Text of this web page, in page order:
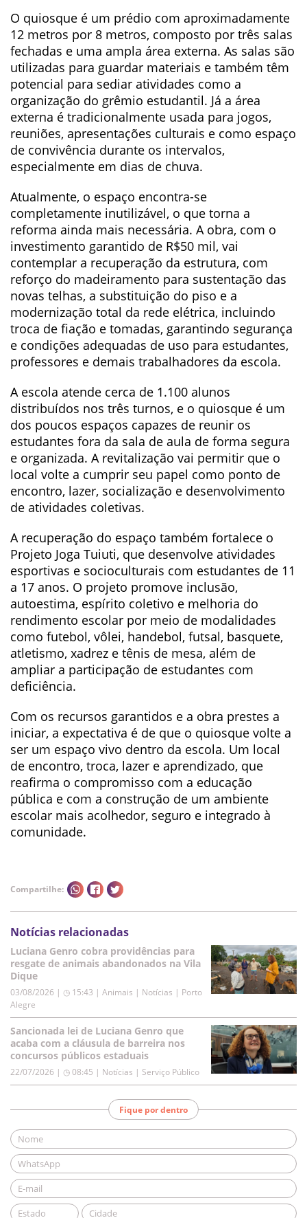
O quiosque é um prédio com aproximadamente
12 metros por 8 metros, composto por três salas
fechadas e uma ampla área externa. As salas são
utilizadas para guardar materiais e também têm
potencial para sediar atividades como a
organização do grêmio estudantil. Já a área
externa é tradicionalmente usada para jogos,
reuniões, apresentações culturais e como espaço
de convivência durante os intervalos,
especialmente em dias de chuva.
Atualmente, o espaço encontra-se
completamente inutilizável, o que torna a
reforma ainda mais necessária. A obra, com o
investimento garantido de R$50 mil, vai
contemplar a recuperação da estrutura, com
reforço do madeiramento para sustentação das
novas telhas, a substituição do piso e a
modernização total da rede elétrica, incluindo
troca de fiação e tomadas, garantindo segurança
e condições adequadas de uso para estudantes,
professores e demais trabalhadores da escola.
A escola atende cerca de 1.100 alunos
distribuídos nos três turnos, e o quiosque é um
dos poucos espaços capazes de reunir os
estudantes fora da sala de aula de forma segura
e organizada. A revitalização vai permitir que o
local volte a cumprir seu papel como ponto de
encontro, lazer, socialização e desenvolvimento
de atividades coletivas.
A recuperação do espaço também fortalece o
Projeto Joga Tuiuti, que desenvolve atividades
esportivas e socioculturais com estudantes de 11
a 17 anos. O projeto promove inclusão,
autoestima, espírito coletivo e melhoria do
rendimento escolar por meio de modalidades
como futebol, vôlei, handebol, futsal, basquete,
atletismo, xadrez e tênis de mesa, além de
ampliar a participação de estudantes com
deficiência.
Com os recursos garantidos e a obra prestes a
iniciar, a expectativa é de que o quiosque volte a
ser um espaço vivo dentro da escola. Um local
de encontro, troca, lazer e aprendizado, que
reafirma o compromisso com a educação
pública e com a construção de um ambiente
escolar mais acolhedor, seguro e integrado à
comunidade.
Compartilhe:
Notícias relacionadas
Luciana Genro cobra providências para
resgate de animais abandonados na Vila
Dique
03/08/2026 | ◷ 15:43 | Animais | Notícias | Porto
Alegre
Sancionada lei de Luciana Genro que
acaba com a cláusula de barreira nos
concursos públicos estaduais
22/07/2026 | ◷ 08:45 | Notícias | Serviço Público
Fique por dentro